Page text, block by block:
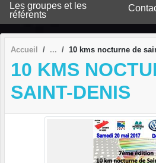
Les groupes et les
référents
Accueil 10 kms nocturne de
10 KMS
SAINT-DENIS